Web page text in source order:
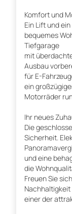
Komfort und
Ein Lift und
bequemes
Tiefgarage
mit
Ausbau
für E-
ein
Motorräder
Ihr neues
Die
Sicherheit.
und eine
die
Freuen Sie
einer der